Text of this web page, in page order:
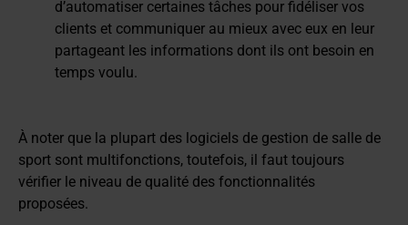
d’automatiser certaines tâches pour fidéliser vos
clients et communiquer au mieux avec eux en leur
partageant les informations dont ils ont besoin en
temps voulu.
À noter que la plupart des logiciels de gestion de salle de
sport sont multifonctions, toutefois, il faut toujours
vérifier le niveau de qualité des fonctionnalités
proposées.